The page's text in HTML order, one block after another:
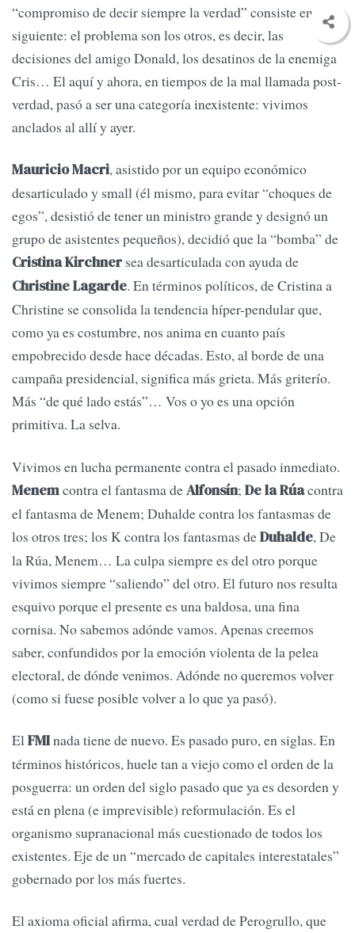
“compromiso de decir siempre la verdad” consiste en lo
siguiente: el problema son los otros, es decir, las
decisiones del amigo Donald, los desatinos de la enemiga
Cris… El aquí y ahora, en tiempos de la mal llamada post-
verdad, pasó a ser una categoría inexistente: vivimos
anclados al allí y ayer.
Mauricio Macri, asistido por un equipo económico
desarticulado y small (él mismo, para evitar “choques de
egos”, desistió de tener un ministro grande y designó un
grupo de asistentes pequeños), decidió que la “bomba” de
Cristina Kirchner sea desarticulada con ayuda de
Christine Lagarde. En términos políticos, de Cristina a
Christine se consolida la tendencia híper-pendular que,
como ya es costumbre, nos anima en cuanto país
empobrecido desde hace décadas. Esto, al borde de una
campaña presidencial, significa más grieta. Más griterío.
Más “de qué lado estás”… Vos o yo es una opción
primitiva. La selva.
Vivimos en lucha permanente contra el pasado inmediato.
Menemcontra el fantasma deAlfonsín; De la Rúacontra
el fantasma de Menem; Duhalde contra los fantasmas de
los otros tres; los K contra los fantasmas deDuhalde, De
la Rúa, Menem… La culpa siempre es del otro porque
vivimos siempre “saliendo” del otro. El futuro nos resulta
esquivo porque el presente es una baldosa, una fina
cornisa. No sabemos adónde vamos. Apenas creemos
saber, confundidos por la emoción violenta de la pelea
electoral, de dónde venimos. Adónde no queremos volver
(como si fuese posible volver a lo que ya pasó).
ElFMInada tiene de nuevo. Es pasado puro, en siglas. En
términos históricos, huele tan a viejo como el orden de la
posguerra: un orden del siglo pasado que ya es desorden y
está en plena (e imprevisible) reformulación. Es el
organismo supranacional más cuestionado de todos los
existentes. Eje de un “mercado de capitales interestatales”
gobernado por los más fuertes.
El axioma oficial afirma, cual verdad de Perogrullo, que